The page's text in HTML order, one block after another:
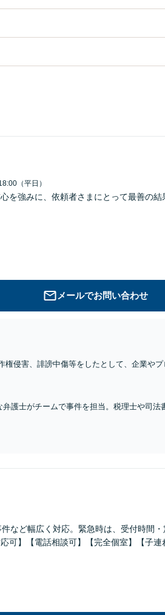
（平日）
を強みに、依頼者さまにとって最善の結
メールでお問い合わせ
侵害、誹謗中傷等をしたとして、企業やプ
護士がチームで事件を担当。税理士や司法
など幅広く対応。緊急時は、受付時間
可】【電話相談可】【完全個室】【子連